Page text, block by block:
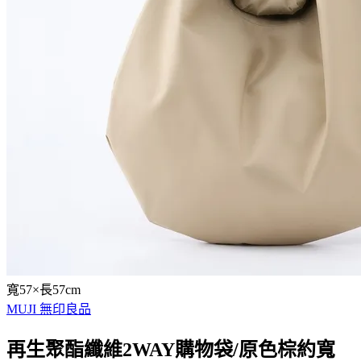
寬57×長57cm
MUJI 無印良品
再生聚酯纖維2WAY購物袋/原色棕約寬